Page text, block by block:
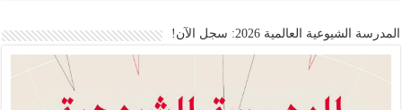
المدرسة الشيوعية العالمية 2026: سجل الآن!